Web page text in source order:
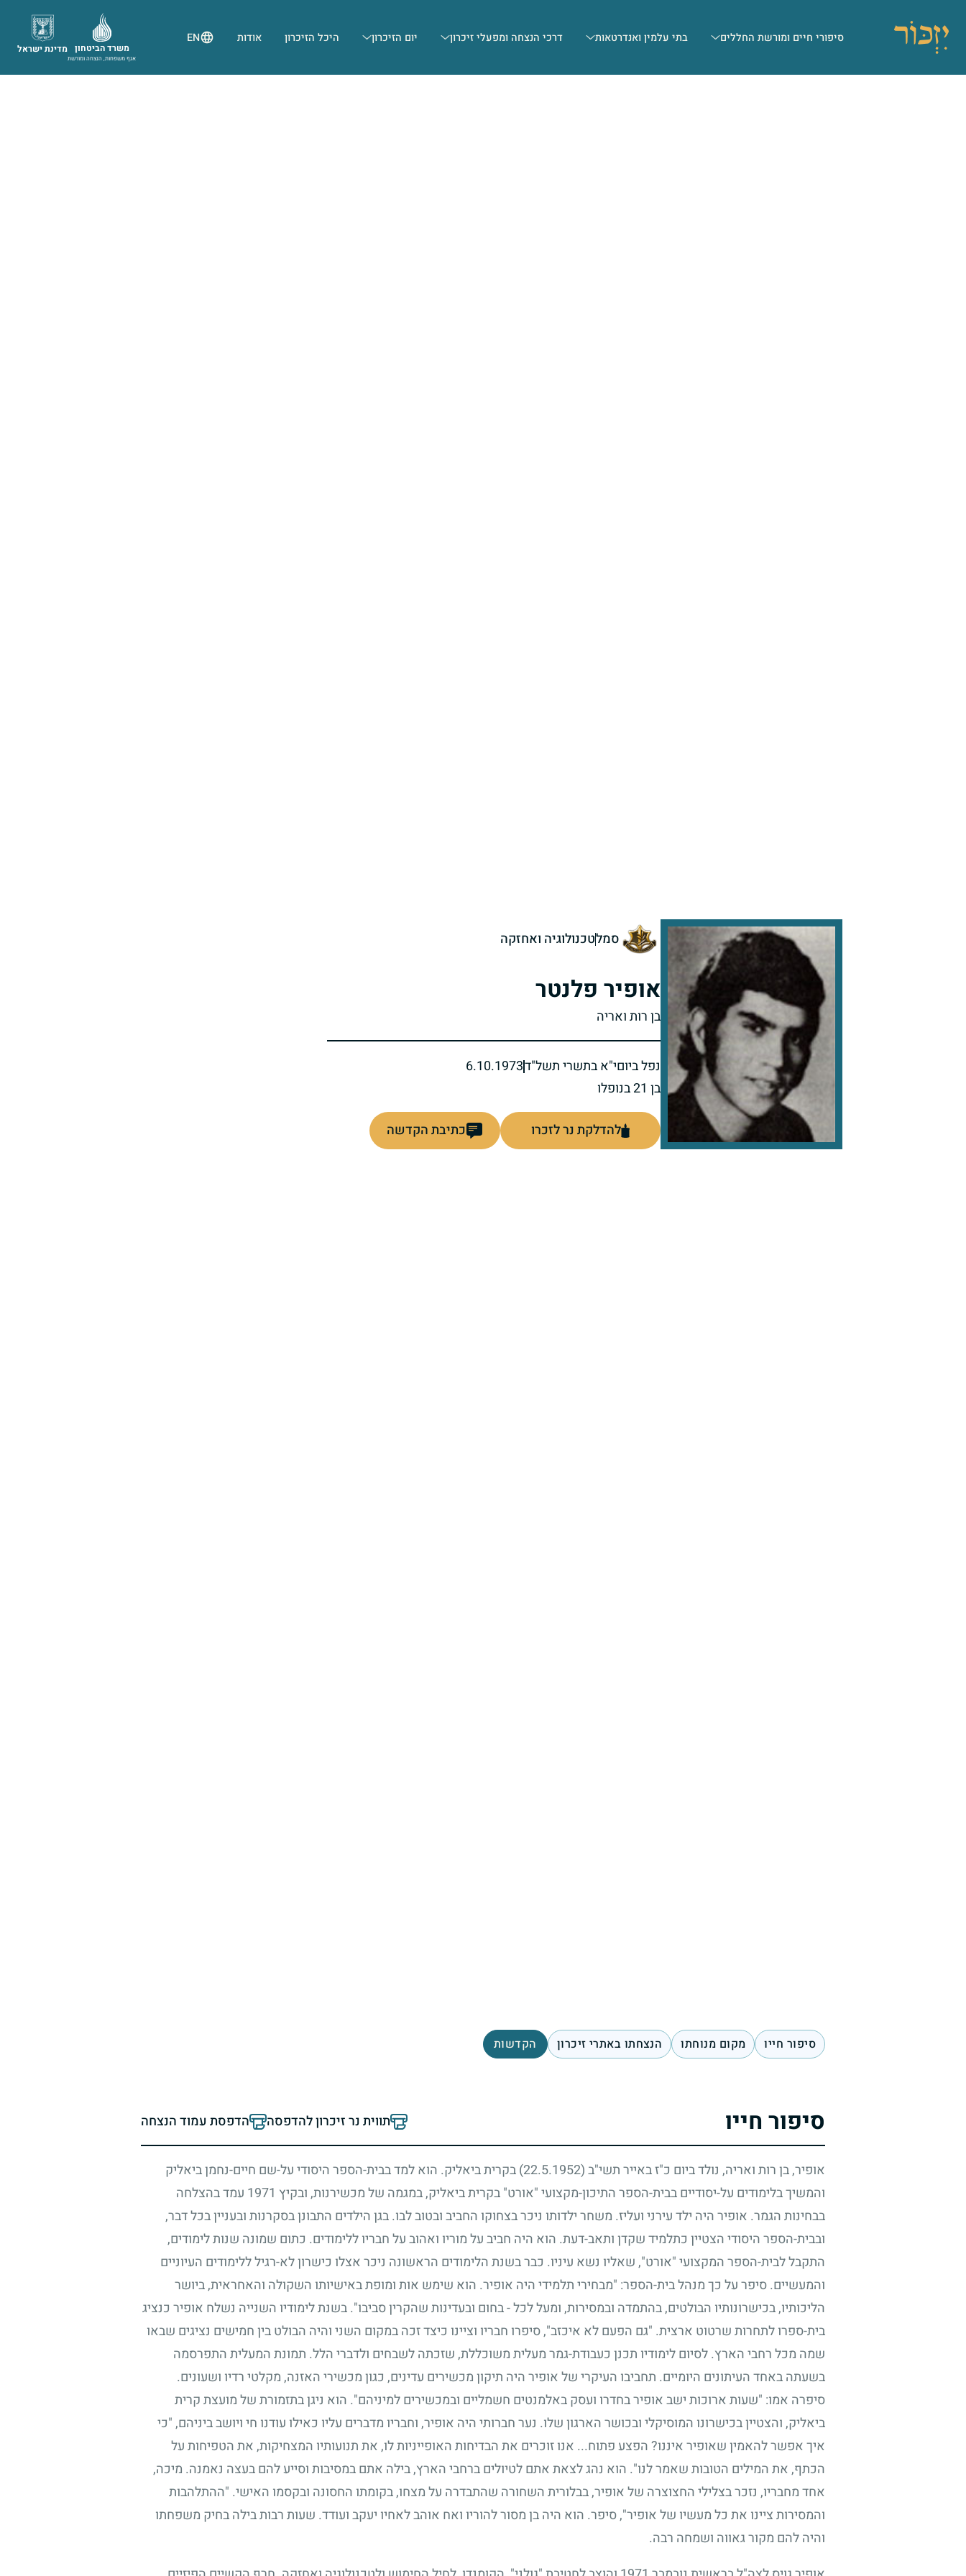
סיפורי חיים ומורשת החללים בתי עלמין ואנדרטאות דרכי הנצחה ומפעלי זיכרון יום הזיכרון היכל הזיכרון אודות EN
מדינת ישראל משרד הביטחון
אגף משפחות, הנצחה ומורשת
סמלטכנולוגיה ואחזקה
אופיר פלנטר
בן רות ואריה
נפל ביוםי"א בתשרי תשל"ד6.10.1973
בן 21 בנופלו
להדלקת נר לזכרו כתיבת הקדשה
סיפור חייו מקום מנוחתו הנצחתו באתרי זיכרון הקדשות
סיפור חייו תווית נר זיכרון להדפסה הדפסת עמוד הנצחה
אופיר, בן רות ואריה, נולד ביום כ"ז באייר תשי"ב(22.5.1952)
בקרית ביאליק. הוא למד בבית-הספר היסודי על-שם חיים-נחמן ביאליק
והמשיך בלימודים על-יסודיים בבית-הספר התיכון-מקצועי "אורט" בקרית ביאליק, במגמה של מכשירנות, ובקיץ 1971 עמד בהצלחה
בבחינות הגמר. אופיר היה ילד עירני ועליז. משחר ילדותו ניכר בצחוקו החביב ובטוב לבו. בגן הילדים התבונן בסקרנות ובעניין בכל דבר,
ובבית-הספר היסודי הצטיין כתלמיד שקדן ותאב-דעת. הוא היה חביב על מוריו ואהוב על חבריו ללימודים. כתום שמונה שנות לימודים,
התקבל לבית-הספר המקצועי "אורט", שאליו נשא עיניו. כבר בשנת הלימודים הראשונה ניכר אצלו כישרון לא-רגיל ללימודים העיוניים
והמעשיים. סיפר על כך מנהל בית-הספר: "מבחירי תלמידי היה אופיר. הוא שימש אות ומופת באישיותו השקולה והאחראית, ביושר
הליכותיו, בכישרונותיו הבולטים, בהתמדה ובמסירות, ומעל לכל-בחום ובעדינות שהקרין סביבו". בשנת לימודיו השנייה נשלח אופיר כנציג
בית-ספרו לתחרות שרטוט ארצית. "גם הפעם לא איכזב", סיפרו חבריו וציינו כיצד זכה במקום השני והיה הבולט בין חמישים נציגים שבאו
שמה מכל רחבי הארץ. לסיום לימודיו תכנן כעבודת-גמר מעלית משוכללת, שזכתה לשבחים ולדברי הלל. תמונת המעלית התפרסמה
בשעתה באחד העיתונים היומיים. תחביבו העיקרי של אופיר היה תיקון מכשירים עדינים, כגון מכשירי האזנה, מקלטי רדיו ושעונים.
סיפרה אמו: "שעות ארוכות ישב אופיר בחדרו ועסק באלמנטים חשמליים ובמכשירים למיניהם". הוא ניגן בתזמורת של מועצת קרית
ביאליק, והצטיין בכישרונו המוסיקלי ובכושר הארגון שלו. נער חברותי היה אופיר, וחבריו מדברים עליו כאילו עודנו חי ויושב ביניהם, "כי
איך אפשר להאמין שאופיר איננו? הפצע פתוח... אנו זוכרים את הבדיחות האופייניות לו, את תנועותיו המצחיקות, את הטפיחות על
הכתף, את המילים הטובות שאמר לנו". הוא נהג לצאת אתם לטיולים ברחבי הארץ, בילה אתם במסיבות וסייע להם בעצה נאמנה. מיכה,
אחד מחבריו, נזכר בצלילי החצוצרה של אופיר, בבלורית השחורה שהתבדרה על מצחו, בקומתו החסונה ובקסמו האישי. "ההתלהבות
והמסירות ציינו את כל מעשיו של אופיר", סיפר. הוא היה בן מסור להוריו ואח אוהב לאחיו יעקב ועודד. שעות רבות בילה בחיק משפחתו
והיה להם מקור גאווה ושמחה רבה.